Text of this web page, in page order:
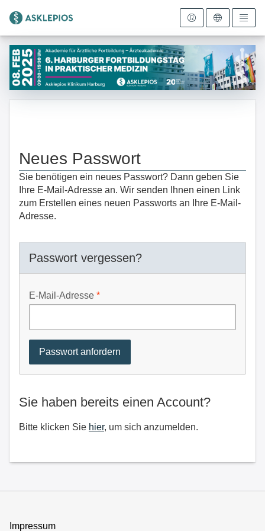
Zur Startseite
Neues Passwort
Sie benötigen ein neues Passwort? Dann geben Sie
Ihre E-Mail-Adresse an. Wir senden Ihnen einen Link
zum Erstellen eines neuen Passworts an Ihre E-Mail-
Adresse.
Passwort vergessen?
E-Mail-Adresse
Sie haben bereits einen Account?
Bitte klicken Sie hier, um sich anzumelden.
Impressum